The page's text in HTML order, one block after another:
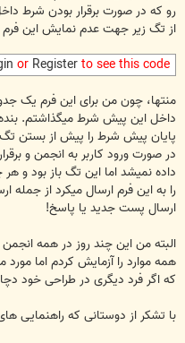
رو که در صورت برقرار بودن شرط
از تگ زیر جهت عدم نمایش این فرم
orRegisterto see this code
منتها، چون من برای این فرم یک
داخل این پیش شرط میگذاشتم. بنده
در صورت ورود کاربر به انجمن و
داده نمیشد اما این تگ باز بود و
را به این فرم ارسال میکرد از جمله
ارسال پست جدید یا پاسخ!
البته من این چند روز در همه
همه موارد را آزمایش کردم اما
که اگر فرد دیگری در طراحی خود
با تشکر از دوستانی که راهنمایی